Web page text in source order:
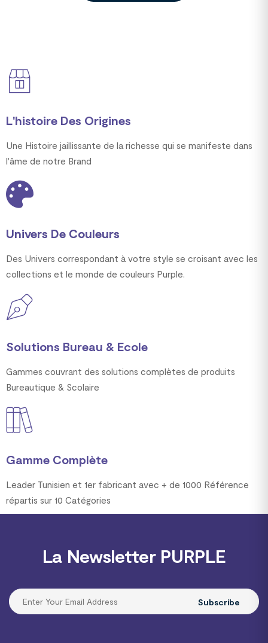
L'histoire Des Origines
Une Histoire jaillissante de la richesse qui se manifeste dans
l'âme de notre Brand
Univers De Couleurs
Des Univers correspondant à votre style se croisant avec les
collections et le monde de couleurs Purple.
Solutions Bureau & Ecole
Gammes couvrant des solutions complètes de produits
Bureautique & Scolaire
Gamme Complète
Leader Tunisien et 1er fabricant avec + de 1000 Référence
répartis sur 10 Catégories
La Newsletter PURPLE
Subscribe